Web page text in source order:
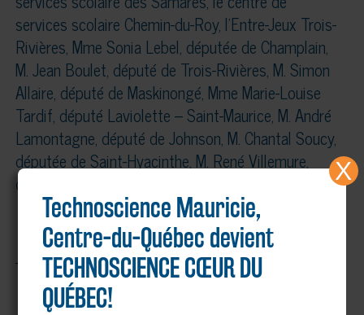
services scolaire Chemin-du-Roy, l’Entre-Jeux Trois-
Rivières, Mme Sonia Lebel, députée de Champlain,
M. Jean Boulet, député de Trois-Rivières, M. Simon
Allaire, député de Maskinongé, Mme Marie-Louise
Tardif, député Laviolette – Saint-Maurice, M. André
Lamontagne, député de Johnson, M. Chantal Soucy,
députée de Saint-Hyacinthe, M. René Villemure,
député fédéral de Trois-Rivières.
– 30 –
Technoscience Mauricie,
Centre-du-Québec devient
TECHNOSCIENCE CŒUR DU
QUÉBEC!
X